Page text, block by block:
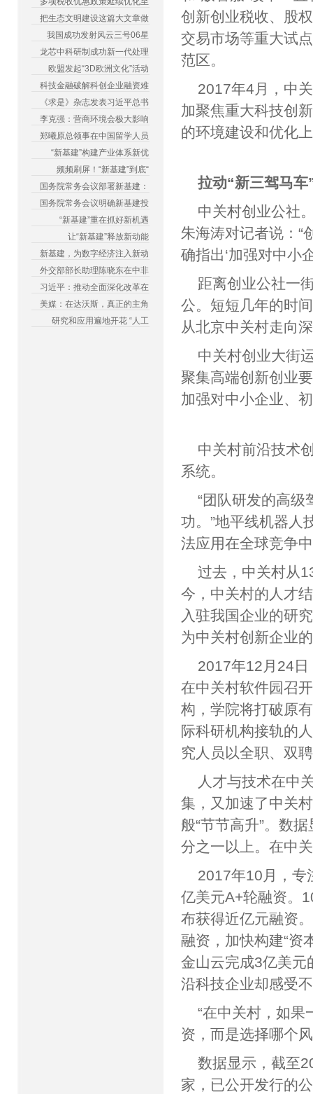
把生态文明建设这篇大文章做
我国成功发射风云三号06星
龙芯中科研制成功新一代处理
欧盟发起“3D欧洲文化”活动
科技金融破解科创企业融资难
《求是》杂志发表习近平总书
李克强：营商环境会极大影响
郑曦原总领事在中国留学人员
“新基建”构建产业体系新优
频频刷屏！“新基建”到底“
国务院常务会议部署新基建：
国务院常务会议明确新基建投
“新基建”重在抓好新机遇
让“新基建”释放新动能
新基建，为数字经济注入新动
外交部部长助理陈晓东在中非
习近平：推动全面深化改革在
美媒：在达沃斯，真正的主角
研究和应用遍地开花 “人工
创新创业税收、股
交易市场等重大试
范区。
2017年4月，中
加聚焦重大科技创
的环境建设和优化
拉动“新三驾马
中关村创业公社
朱海涛对记者说：“
确指出‘加强对中
距离创业公社一
公。短短几年的时
从北京中关村走
中关村创业大街
聚集高端创新创业
加强对中小企业、
中关村前沿技术
系统。
“团队研发的高
功。”地平线机器人
法应用在全球竞
过去，中关村从
今，中关村的人才
入驻我国企业的研
为中关村创新企
2017年12月24
在中关村软件园召
构，学院将打破原
际科研机构接轨的
究人员以全职、
人才与技术在中
集，又加速了中关
般“节节高升”。数
分之一以上。在
2017年10月，专
亿美元A+轮融资。
布获得近亿元融资
融资，加快构建“资
金山云完成3亿美元
沿科技企业却感
“在中关村，如
资，而是选择哪
数据显示，截至
家，已公开发行的